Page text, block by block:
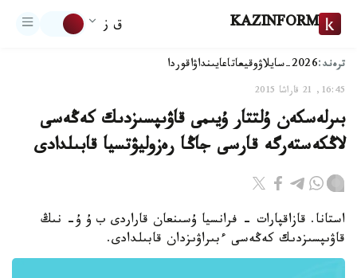
KAZINFORM ق ز
ترەند:2026-سايلاۋ وقيعاتاعايىنداۋاقوردا
16:45, 21 قاراشا 2015
بىرلەسكەن ۇلتتار ۇيىمى قاۋىپسىزدىك كەڭەسى
لاڭكەستەرگە قارسى جاڭا رەزوليۋتسيا قابىلدادى
استانا. قازاقپارات - فرانسيا ۇسىنعان قاراردى ب ۇ ۇ- نىڭ
قاۋىپسىزدىك كەڭەسى ءبىراۋىزدان قابىلدادى.